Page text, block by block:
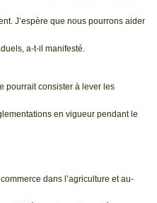
J’espère que nous pourrons aider
a-t-il manifesté.
pourrait consister à lever les
en vigueur pendant le
dans l’agriculture et au-